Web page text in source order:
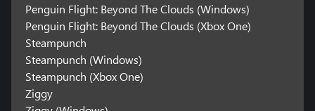
Penguin Flight: Beyond The Clouds (Windows)
Penguin Flight: Beyond The Clouds (Xbox One)
Steampunch
Steampunch (Windows)
Steampunch (Xbox One)
Ziggy